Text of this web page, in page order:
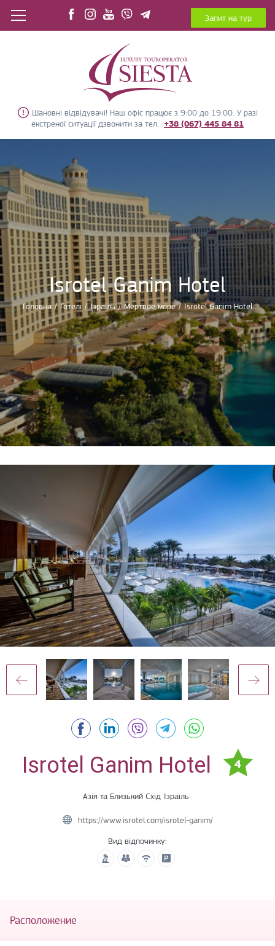
Шановні відвідувачі! Наш офіс працює з 9:00 до 19:00. У разі
екстреної ситуації дзвонити за тел. +38 (067) 445 84 81
Запит на тур
Isrotel Ganim Hotel
Головна / Готелі / Ізраїль / Мертвое море / Isrotel Ganim Hotel
Isrotel Ganim Hotel 4
Азія та Близький Схід Ізраїль
https://www.isrotel.com/isrotel-ganim/
Вид відпочинку:
Расположение